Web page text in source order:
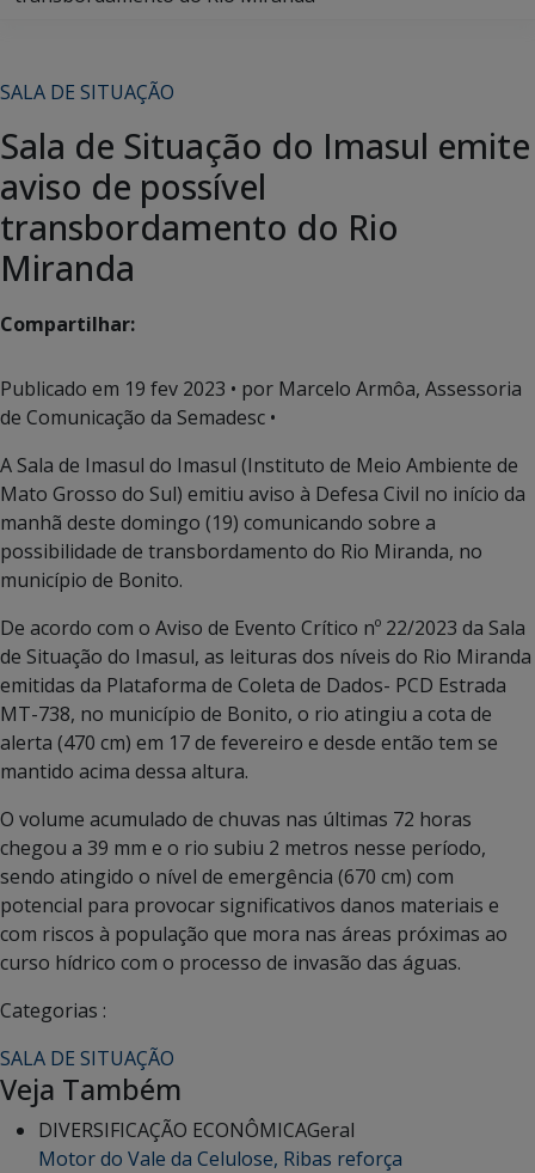
SALA DE SITUAÇÃO
Sala de Situação do Imasul emite
aviso de possível
transbordamento do Rio
Miranda
Compartilhar:
Publicado em 19 fev 2023 • por Marcelo Armôa, Assessoria
de Comunicação da Semadesc •
A Sala de Imasul do Imasul (Instituto de Meio Ambiente de
Mato Grosso do Sul) emitiu aviso à Defesa Civil no início da
manhã deste domingo (19) comunicando sobre a
possibilidade de transbordamento do Rio Miranda, no
município de Bonito.
De acordo com o Aviso de Evento Crítico nº 22/2023 da Sala
de Situação do Imasul, as leituras dos níveis do Rio Miranda
emitidas da Plataforma de Coleta de Dados- PCD Estrada
MT-738, no município de Bonito, o rio atingiu a cota de
alerta (470 cm) em 17 de fevereiro e desde então tem se
mantido acima dessa altura.
O volume acumulado de chuvas nas últimas 72 horas
chegou a 39 mm e o rio subiu 2 metros nesse período,
sendo atingido o nível de emergência (670 cm) com
potencial para provocar significativos danos materiais e
com riscos à população que mora nas áreas próximas ao
curso hídrico com o processo de invasão das águas.
Categorias :
SALA DE SITUAÇÃO
Veja Também
DIVERSIFICAÇÃO ECONÔMICAGeral
Motor do Vale da Celulose, Ribas reforça